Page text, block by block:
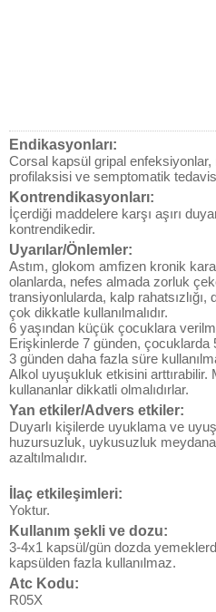
Endikasyonları:
Corsal kapsül gripal enfeksiyonlar,
profilaksisi ve semptomatik
Kontrendikasyonları:
İçerdiği maddelere karşı aşırı
kontrendikedir.
Uyarılar/Önlemler:
Astım, glokom amfizen kronik
olanlarda, nefes almada zorluk
transiyonlularda, kalp
çok dikkatle kullanılmalıdır.
6 yaşından küçük çocuklara
Erişkinlerde 7 günden,
3 günden daha fazla süre
Alkol uyuşukluk etkisini arttırabilir.
kullananlar dikkatli olmalıdırlar.
Yan etkiler/Advers etkiler:
Duyarlı kişilerde uyuklama ve
huzursuzluk, uykusuzluk
azaltılmalıdır.
İlaç etkileşimleri:
Yoktur.
Kullanım şekli ve dozu:
3-4x1 kapsül/gün dozda
kapsülden fazla kullanılmaz.
Atc Kodu:
R05X